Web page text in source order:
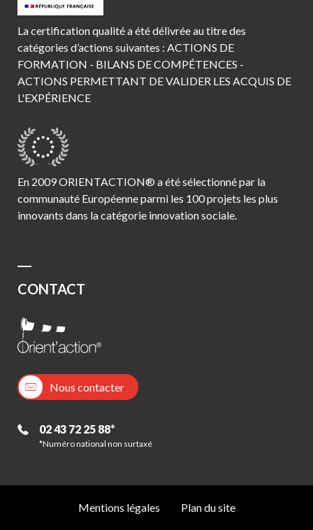
La certification qualité a été délivrée au titre des
catégories d’actions suivantes : ACTIONS DE
FORMATION - BILANS DE COMPÉTENCES -
ACTIONS PERMETTANT DE VALIDER LES ACQUIS DE
L'EXPÉRIENCE
En 2009 ORIENTACTION® a été sélectionné par la
communauté Européenne parmi les 100 projets les plus
innovants dans la catégorie innovation sociale.
CONTACT
Nous contacter
02 43 72 25 88*
*Numéro national non surtaxé
Mentions légales Plan du site